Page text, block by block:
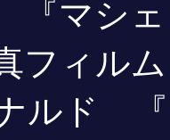
『マシェ
フィル
ルド 『